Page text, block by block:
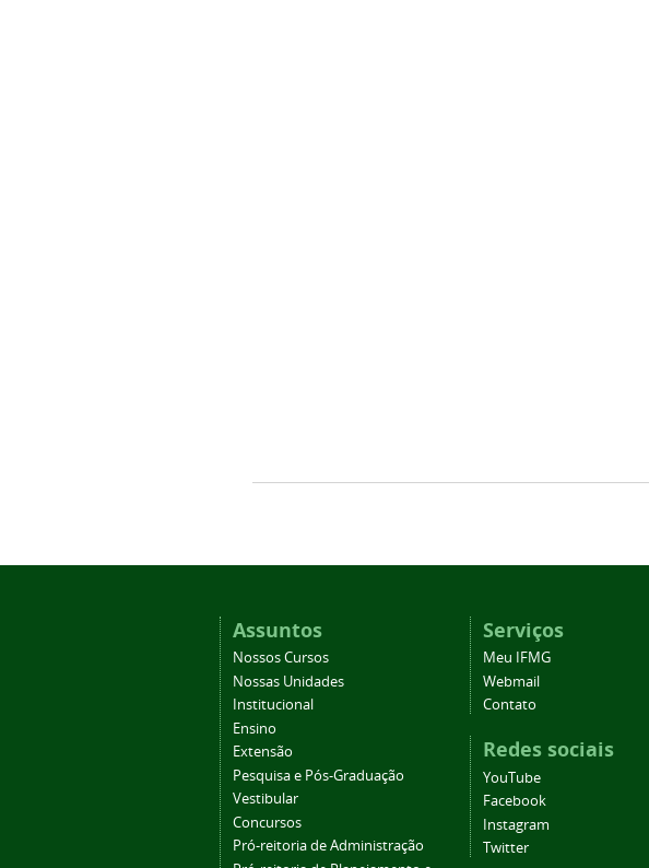
Assuntos
Nossos Cursos
Nossas Unidades
Institucional
Ensino
Extensão
Pesquisa e Pós-Graduação
Vestibular
Concursos
Pró-reitoria de Administração
Serviços
Meu IFMG
Webmail
Contato
Redes sociais
YouTube
Facebook
Instagram
Twitter